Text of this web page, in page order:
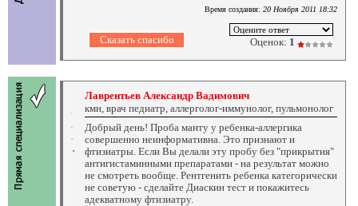
Время создания: 20 Ноября 2011 18:32
Оценок: 1
Лаврентьев Александр Вадимович
кмн, врач педиатр, аллерголог-иммунолог, пульмонолог
Добрый день! Проба манту у ребенка-аллергика
совершенно неинформативна. Это признают и
фтизиатры. Если Вы делали эту пробу без "прикрытия"
антигистаминными препаратами - на результат можно
не смотреть вообще. Рентгенить ребенка категорически
не советую - сделайте Диаскин тест и покажитесь
адекватному фтизиатру.